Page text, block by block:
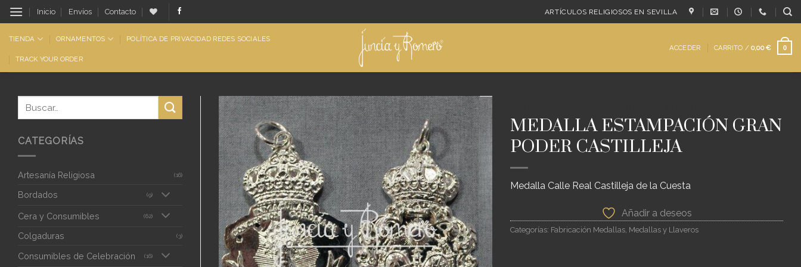
Saltar
al
contenido
Inicio Envíos Contacto ARTÍCULOS RELIGIOSOS EN SEVILLA
TIENDA ORNAMENTOS POLÍTICA DE PRIVACIDAD REDES SOCIALES
TRACK YOUR ORDER
ACCEDER CARRITO /0,00€ 0
CATEGORÍAS
Artesanía Religiosa (16)
Bordados (9)
Cera y Consumibles (62)
Colgaduras (3)
Consumibles de Celebración (16)
Añadir
a
deseos
MEDALLA ESTAMPACIÓN GRAN
PODER CASTILLEJA
Medalla Calle Real Castilleja de la Cuesta
Añadir a deseos
Categorías: Fabricación Medallas, Medallas y Llaveros